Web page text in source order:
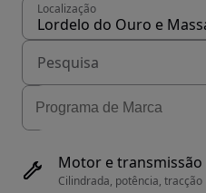
Localização
Motor e transmissão
Cilindrada, potência, tracção